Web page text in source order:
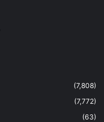
(7,808)
(7,772)
(63)